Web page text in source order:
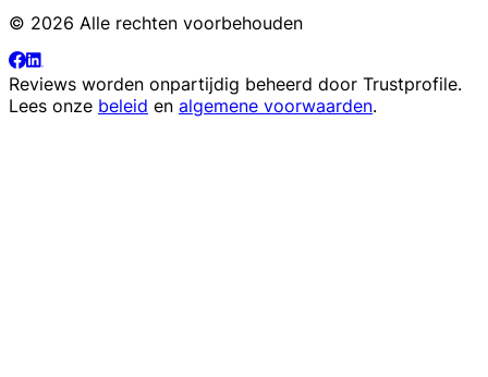
© 2026 Alle rechten voorbehouden
Reviews worden onpartijdig beheerd door Trustprofile.
Lees onze beleid en algemene voorwaarden.